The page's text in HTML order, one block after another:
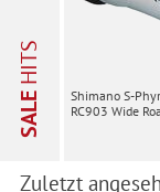
SALE
HITS
Shimano S-
RC903 Wide
Zuletzt